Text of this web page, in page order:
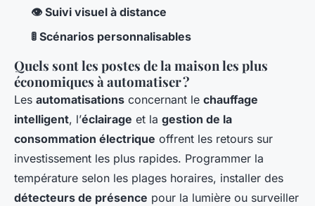
👁️ Suivi visuel à distance
🚦 Scénarios personnalisables
Quels sont les postes de la maison les plus
économiques à automatiser ?
Les automatisations concernant le chauffage
intelligent, l’éclairage et la gestion de la
consommation électrique offrent les retours sur
investissement les plus rapides. Programmer la
température selon les plages horaires, installer des
détecteurs de présence pour la lumière ou surveiller